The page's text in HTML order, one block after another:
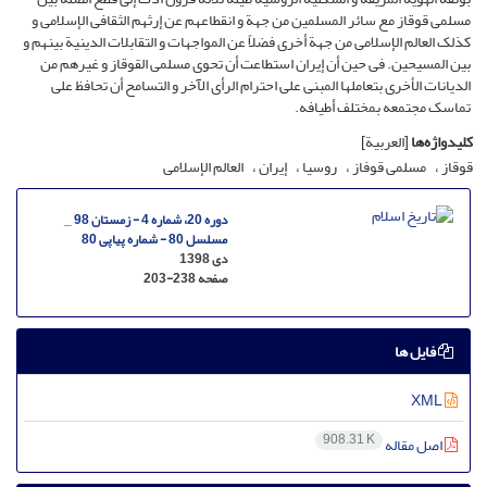
مسلمی قوقاز مع سائر المسلمین من جهة و انقطاعهم عن إرثهم الثقافی الإسلامی و
کذلک العالم الإسلامی من جهة أخرى فضلاً عن المواجهات و التقابلات الدینیة بینهم و
بین المسیحین. فی حین أن إیران استطاعت أن تحوی مسلمی القوقاز و غیرهم من
الدیانات الأخرى بتعاملها المبنی على احترام الرأی الآخر و التسامح أن تحافظ على
تماسک مجتمعه بمختلف أطیافه.
کلیدواژه‌ها[العربیة]
قوقاز مسلمی قوفاز روسیا إیران العالم الإسلامی
دوره 20، شماره 4 - زمستان 98 _
مسلسل 80 - شماره پیاپی 80
دی 1398
صفحه203-238
فایل ها
اصل مقاله 908.31 K